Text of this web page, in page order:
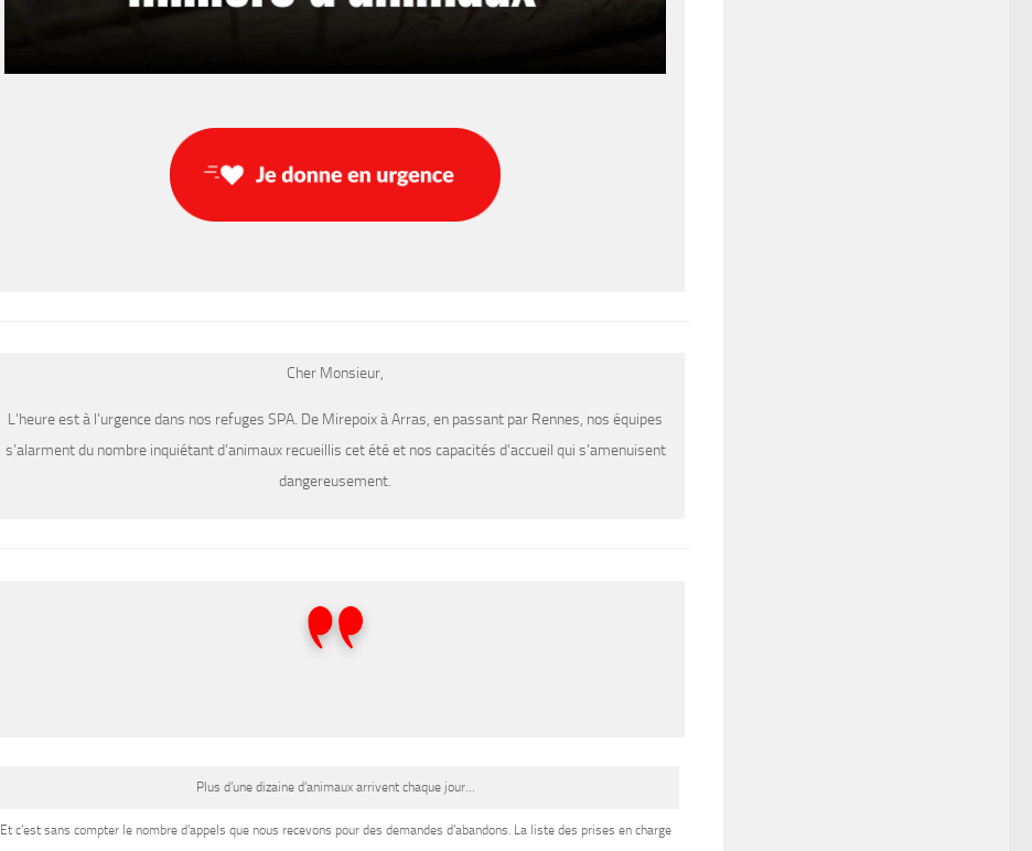
Cher Monsieur,
L’heure est à l’urgence dans nos refuges SPA. De Mirepoix à Arras, en passant par Rennes, nos équipes
s’alarment du nombre inquiétant d’animaux recueillis cet été et nos capacités d’accueil qui s’amenuisent
dangereusement.
Plus d’une dizaine d’animaux arrivent chaque jour…
Et c’est sans compter le nombre d’appels que nous recevons pour des demandes d’abandons. La liste des prises en charge